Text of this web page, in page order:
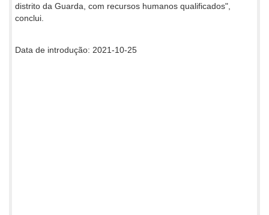
distrito da Guarda, com recursos humanos qualificados",
conclui.
Data de introdução: 2021-10-25